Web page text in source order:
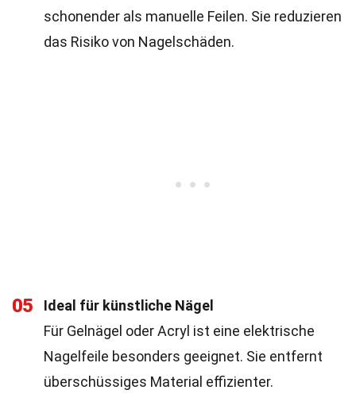
schonender als manuelle Feilen. Sie reduzieren
das Risiko von Nagelschäden.
05
Ideal für künstliche Nägel
Für Gelnägel oder Acryl ist eine elektrische
Nagelfeile besonders geeignet. Sie entfernt
überschüssiges Material effizienter.